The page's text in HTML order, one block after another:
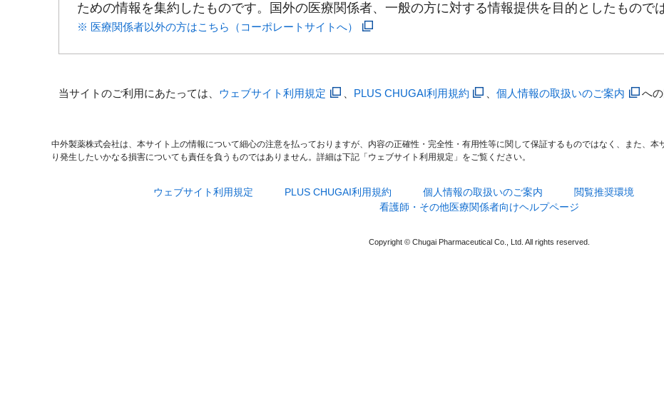
ための情報を集約したものです。国外の医療関係者、一般の方に対する情報提供を目的としたもので
※ 医療関係者以外の方はこちら（コーポレートサイトへ）
当サイトのご利用にあたっては、 ウェブサイト利用規定 PLUS CHUGAI利用規約 、個人情報の取扱いのご案内 へ
中外製薬株式会社は、本サイト上の情報について細心の注意を払っておりますが、内容の正確性・完全性・有用性等に関して保証するものではなく、また、
り発生したいかなる損害についても責任を負うものではありません。詳細は下記「ウェブサイト利用規定」をご覧ください。
ウェブサイト利用規定 PLUS CHUGAI利用規約 個人情報の取扱いのご案内 閲覧推奨環境
看護師・その他医療関係者向けヘルプページ
Copyright © Chugai Pharmaceutical Co., Ltd. All rights reserved.